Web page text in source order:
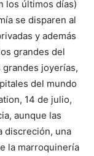
los últimos días)
se disparen al
y además
grandes del
joyerías,
del mundo
14 de julio,
aunque las
discreción, una
la marroquinería